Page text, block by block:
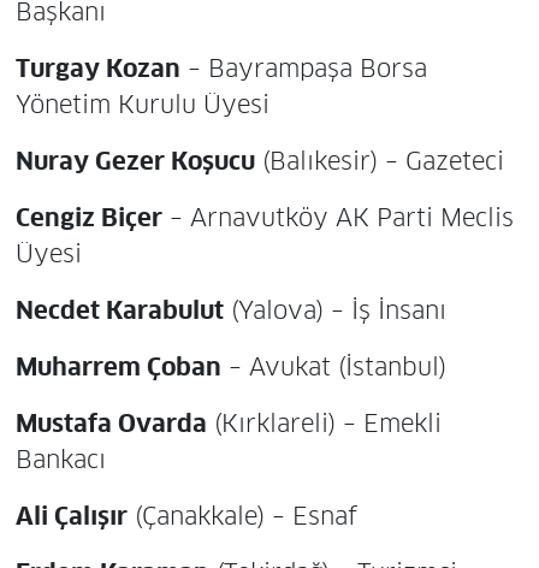
Başkanı
Turgay Kozan – Bayrampaşa Borsa
Yönetim Kurulu Üyesi
Nuray Gezer Koşucu(Balıkesir) – Gazeteci
Cengiz Biçer– Arnavutköy AK Parti Meclis
Üyesi
Necdet Karabulut(Yalova) – İş İnsanı
Muharrem Çoban – Avukat (İstanbul)
Mustafa Ovarda (Kırklareli) – Emekli
Bankacı
Ali Çalışır(Çanakkale) – Esnaf